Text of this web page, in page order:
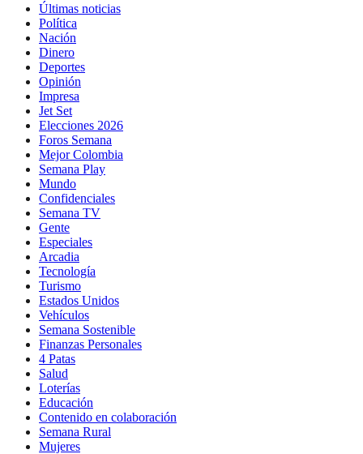
Últimas noticias
Política
Nación
Dinero
Deportes
Opinión
Impresa
Jet Set
Elecciones 2026
Foros Semana
Mejor Colombia
Semana Play
Mundo
Confidenciales
Semana TV
Gente
Especiales
Arcadia
Tecnología
Turismo
Estados Unidos
Vehículos
Semana Sostenible
Finanzas Personales
4 Patas
Salud
Loterías
Educación
Contenido en colaboración
Semana Rural
Mujeres